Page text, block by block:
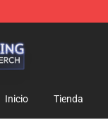
Inicio Tienda